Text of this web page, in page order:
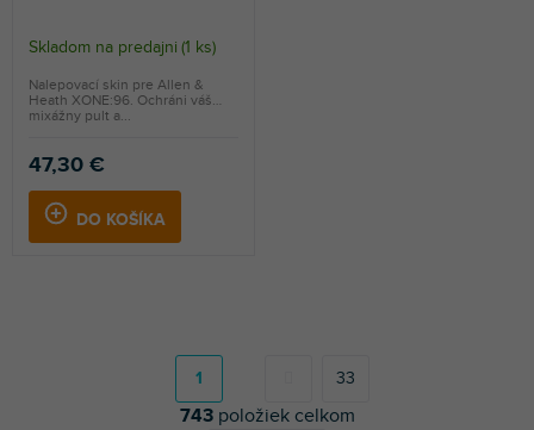
Skladom na predajni (1 ks)
47,30 €
DO KOŠÍKA
Nalepovací skin pre Allen &
Heath XONE:96. Ochráni váš
mixážny pult a...
n
1 33
743položiek celkom